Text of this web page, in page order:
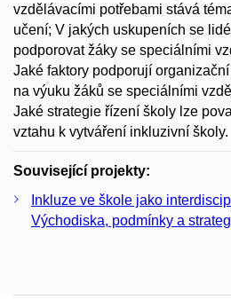
vzdělávacími potřebami stává
učení; V jakých uskupeních se
podporovat žáky se speciálními
Jaké faktory podporují
na výuku žáků se speciálními
Jaké strategie řízení školy lze
vztahu k vytváření inkluzivní školy.
Související projekty:
Inkluze ve škole jako
Východiska, podmínky a